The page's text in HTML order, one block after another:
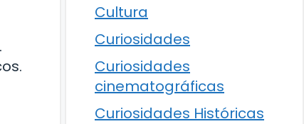
Cultura
Curiosidades
Curiosidades
cinematográficas
Curiosidades Históricas